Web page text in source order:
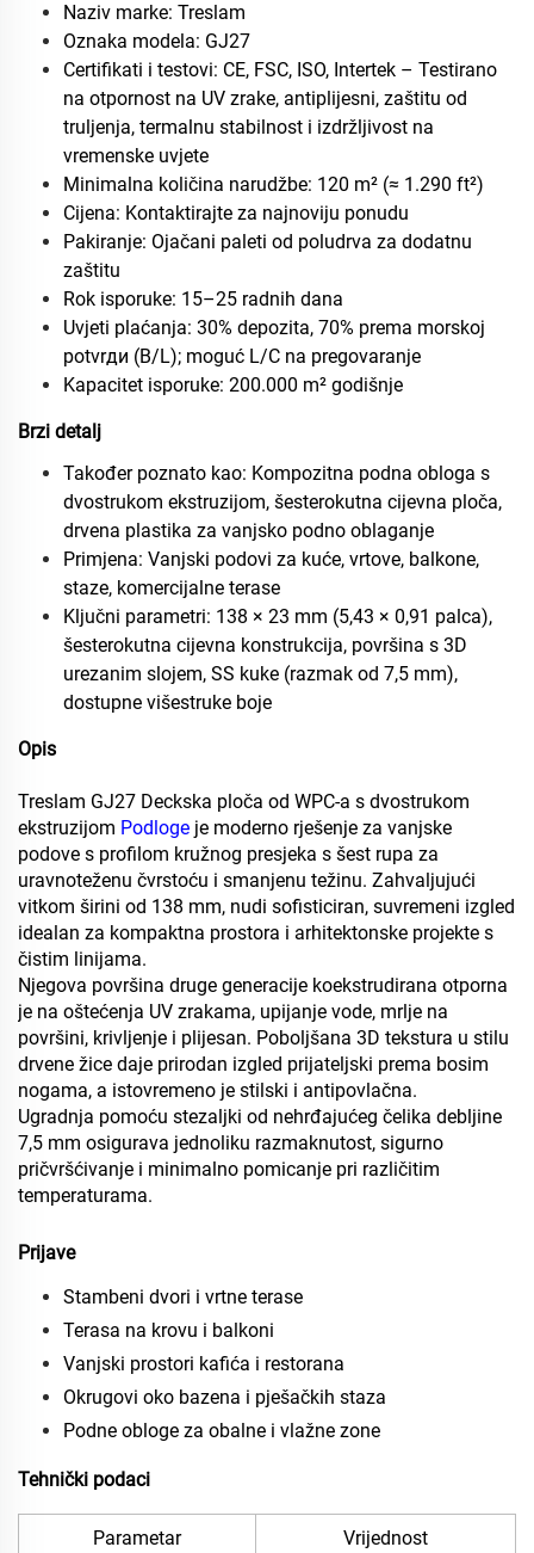
Naziv marke: Treslam
Oznaka modela: GJ27
Certifikati i testovi: CE, FSC, ISO, Intertek – Testirano
na otpornost na UV zrake, antiplijesni, zaštitu od
truljenja, termalnu stabilnost i izdržljivost na
vremenske uvjete
Minimalna količina narudžbe: 120 m² (≈ 1.290 ft²)
Cijena: Kontaktirajte za najnoviju ponudu
Pakiranje: Ojačani paleti od poludrva za dodatnu
zaštitu
Rok isporuke: 15–25 radnih dana
Uvjeti plaćanja: 30% depozita, 70% prema morskoj
potvrди (B/L); moguć L/C na pregovaranje
Kapacitet isporuke: 200.000 m² godišnje
Brzi detalj
Također poznato kao: Kompozitna podna obloga s
dvostrukom ekstruzijom, šesterokutna cijevna ploča,
drvena plastika za vanjsko podno oblaganje
Primjena: Vanjski podovi za kuće, vrtove, balkone,
staze, komercijalne terase
Ključni parametri: 138 × 23 mm (5,43 × 0,91 palca),
šesterokutna cijevna konstrukcija, površina s 3D
urezanim slojem, SS kuke (razmak od 7,5 mm),
dostupne višestruke boje
Opis
Treslam GJ27 Deckska ploča od WPC-a s dvostrukom
ekstruzijom Podloge je moderno rješenje za vanjske
podove s profilom kružnog presjeka s šest rupa za
uravnoteženu čvrstoću i smanjenu težinu. Zahvaljujući
vitkom širini od 138 mm, nudi sofisticiran, suvremeni izgled
idealan za kompaktna prostora i arhitektonske projekte s
čistim linijama.
Njegova površina druge generacije koekstrudirana otporna
je na oštećenja UV zrakama, upijanje vode, mrlje na
površini, krivljenje i plijesan. Poboljšana 3D tekstura u stilu
drvene žice daje prirodan izgled prijateljski prema bosim
nogama, a istovremeno je stilski i antipovlačna.
Ugradnja pomoću stezaljki od nehrđajućeg čelika debljine
7,5 mm osigurava jednoliku razmaknutost, sigurno
pričvršćivanje i minimalno pomicanje pri različitim
temperaturama.
Prijave
Stambeni dvori i vrtne terase
Terasa na krovu i balkoni
Vanjski prostori kafića i restorana
Okrugovi oko bazena i pješačkih staza
Podne obloge za obalne i vlažne zone
Tehnički podaci
Parametar Vrijednost